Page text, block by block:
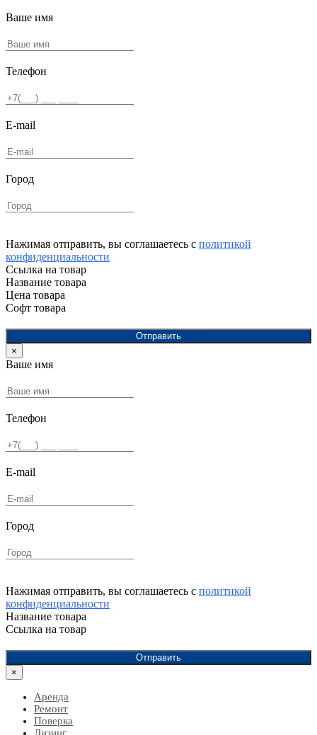
Ваше имя
Телефон
E-mail
Город
Нажимая отправить, вы соглашаетесь с политикой
конфиденциальности
Ссылка на товар
Название товара
Цена товара
Софт товара
Отправить
×
Ваше имя
Телефон
E-mail
Город
Нажимая отправить, вы соглашаетесь с политикой
конфиденциальности
Название товара
Ссылка на товар
Отправить
×
Аренда
Ремонт
Поверка
Лизинг